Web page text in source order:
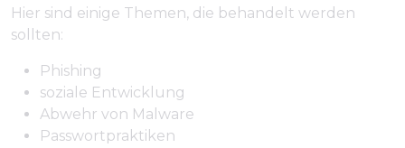
Hier sind einige Themen, die behandelt werden
sollten:
Phishing
soziale Entwicklung
Abwehr von Malware
Passwortpraktiken